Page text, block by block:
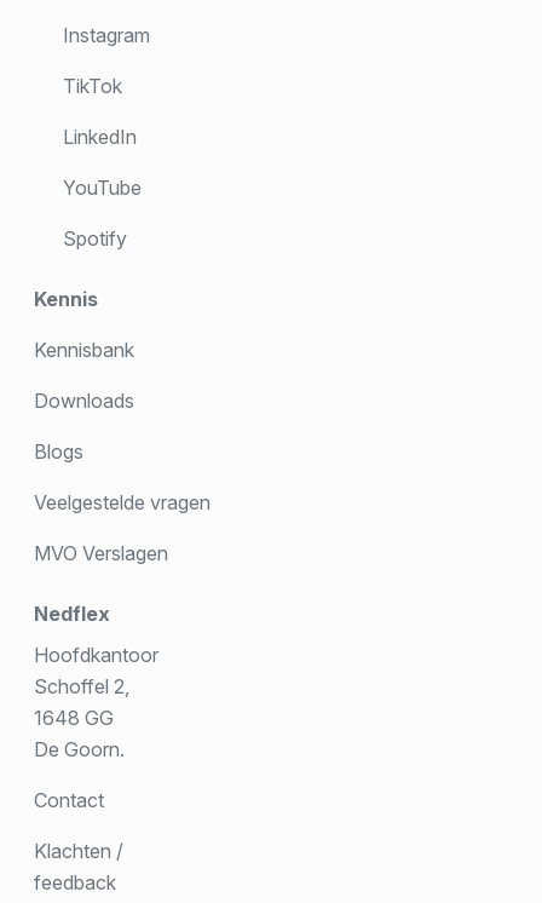
Instagram
TikTok
LinkedIn
YouTube
Spotify
Kennis
Kennisbank
Downloads
Blogs
Veelgestelde vragen
MVO Verslagen
Nedflex
Hoofdkantoor
Schoffel 2,
1648 GG
De Goorn.
Contact
Klachten /
feedback